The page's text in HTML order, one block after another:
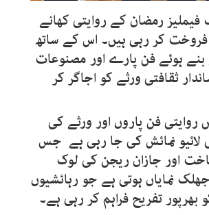
رمضان کے روایتی کھانے
فروخت کر رہی ہیں۔ اس کے ساتھ
بنے ہوئے فن پارے اور مصنوعات
ثقافتی ورثے کو اجاگر کر
فن پاروں اور ورثے کی
لائیو نمائش کی جا رہی ہے جس
اور جازان ریجن کی لوک
نمایاں ہوتی ہے جو رہائشیوں
بھرپور تفریح فراہم کر رہی ہے۔